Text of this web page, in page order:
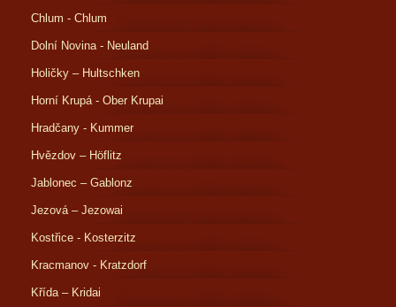
Chlum - Chlum
Dolní Novina - Neuland
Holičky – Hultschken
Horní Krupá - Ober Krupai
Hradčany - Kummer
Hvězdov – Höflitz
Jablonec – Gablonz
Jezová – Jezowai
Kostřice - Kosterzitz
Kracmanov - Kratzdorf
Křída – Kridai